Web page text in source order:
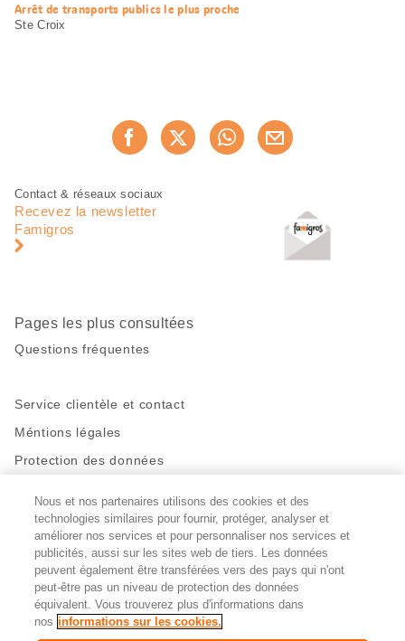
Arrêt de transports publics le plus proche
Ste Croix
Recommander maintenant
Pied
page
Navigation
pied
Contact & réseaux sociaux
Recevez la newsletter
Famigros
Pages les plus consultées
Questions fréquentes
Service clientèle et contact
Méntions légales
Protection des données
Restez en contact!
Facebook
http://twitter.com/migros
https://www.youtube.com/user/
PinterestInstagram
Paramètres des cookies
Nous et nos partenaires utilisons des cookies et des
technologies similaires pour fournir, protéger, analyser et
améliorer nos services et pour personnaliser nos services et
publicités, aussi sur les sites web de tiers. Les données
peuvent également être transférées vers des pays qui n'ont
peut-être pas un niveau de protection des données
équivalent. Vous trouverez plus d'informations dans
nos informations sur les cookies.